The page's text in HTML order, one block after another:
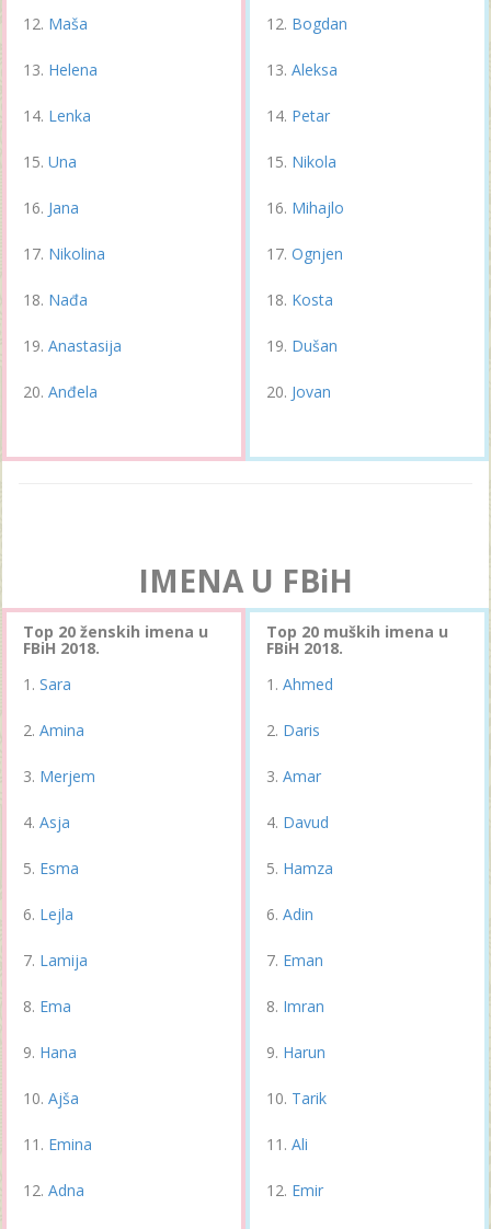
Maša
Helena
Lenka
Una
Jana
Nikolina
Nađa
Anastasija
Anđela
Bogdan
Aleksa
Petar
Nikola
Mihajlo
Ognjen
Kosta
Dušan
Jovan
IMENA U FBiH
Top 20 ženskih imena u
FBiH 2018.
Sara
Amina
Merjem
Asja
Esma
Lejla
Lamija
Ema
Hana
Ajša
Emina
Adna
Top 20 muških imena u
FBiH 2018.
Ahmed
Daris
Amar
Davud
Hamza
Adin
Eman
Imran
Harun
Tarik
Ali
Emir